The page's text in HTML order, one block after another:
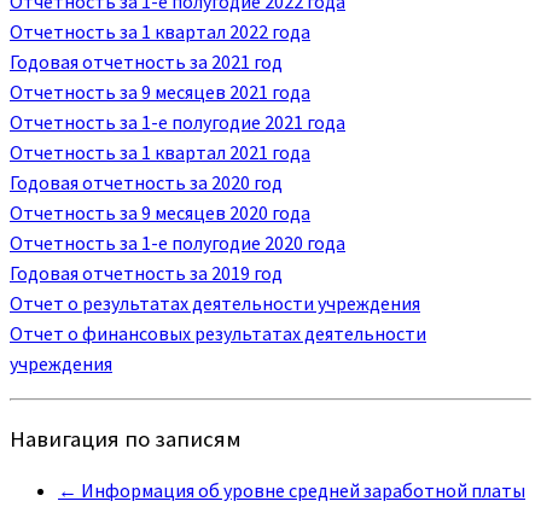
Отчетность за 1 квартал 2022 года
Годовая отчетность за 2021 год
Отчетность за 9 месяцев 2021 года
Отчетность за 1-е полугодие 2021 года
Отчетность за 1 квартал 2021 года
Годовая отчетность за 2020 год
Отчетность за 9 месяцев 2020 года
Отчетность за 1-е полугодие 2020 года
Годовая отчетность за 2019 год
Отчет о результатах деятельности учреждения
Отчет о финансовых результатах деятельности
учреждения
Навигация по записям
← Информация об уровне средней заработной платы